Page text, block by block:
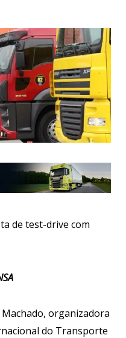
de test-drive com
organizadora
do Transporte